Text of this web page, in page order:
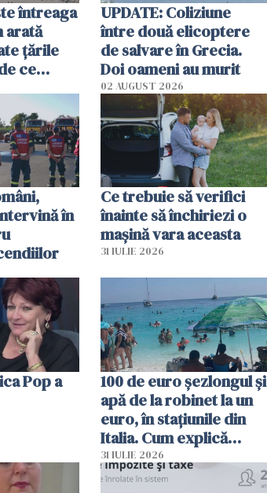
întreaga
arată
țările
ce
a plouat
UPDATE: Coliziune
între două elicoptere
de salvare în Grecia.
Doi oameni au murit
02 AUGUST 2026
în
Ce trebuie să verifici
înainte să închiriezi o
mașină vara aceasta
31 IULIE 2026
Pop a
100 de euro șezlongul și
apă de la robinet la un
euro, în stațiunile din
Italia. Cum explică
autoritățile
31 IULIE 2026